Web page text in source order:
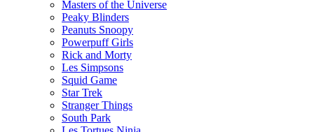
Masters of the Universe
Peaky Blinders
Peanuts Snoopy
Powerpuff Girls
Rick and Morty
Les Simpsons
Squid Game
Star Trek
Stranger Things
South Park